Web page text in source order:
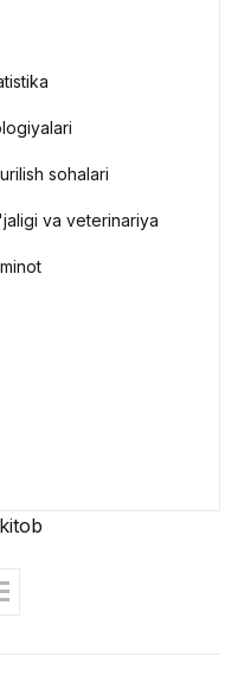
sohalari
va veterinariya